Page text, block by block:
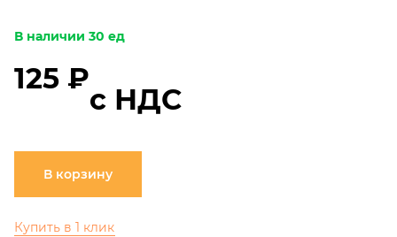
В наличии 30 ед
125 ₽
с НДС
В корзину
Купить в 1 клик